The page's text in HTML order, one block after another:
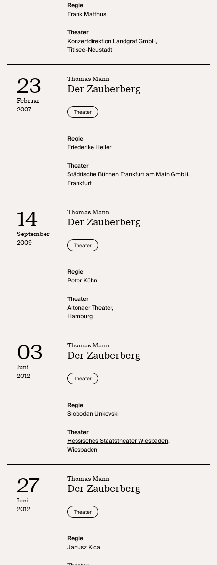
Regie
Frank Matthus
Theater
Konzertdirektion Landgraf GmbH,
Titisee-Neustadt
23
Februar
2007
Thomas Mann
Der Zauberberg
Theater
Regie
Friederike Heller
Theater
Städtische Bühnen Frankfurt am Main GmbH,
Frankfurt
14
September
2009
Thomas Mann
Der Zauberberg
Theater
Regie
Peter Kühn
Theater
Altonaer Theater,
Hamburg
03
Juni
2012
Thomas Mann
Der Zauberberg
Theater
Regie
Slobodan Unkovski
Theater
Hessisches Staatstheater Wiesbaden,
Wiesbaden
27
Juni
2012
Thomas Mann
Der Zauberberg
Theater
Regie
Janusz Kica